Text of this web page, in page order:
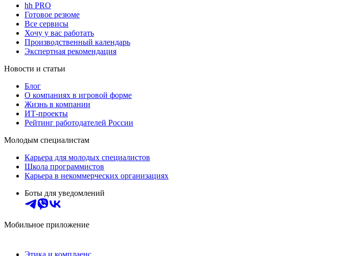
hh PRO
Готовое резюме
Все сервисы
Хочу у вас работать
Производственный календарь
Экспертная рекомендация
Новости и статьи
Блог
О компаниях в игровой форме
Жизнь в компании
ИТ-проекты
Рейтинг работодателей России
Молодым специалистам
Карьера для молодых специалистов
Школа программистов
Карьера в некоммерческих организациях
Боты для уведомлений
Мобильное приложение
Этика и комплаенс